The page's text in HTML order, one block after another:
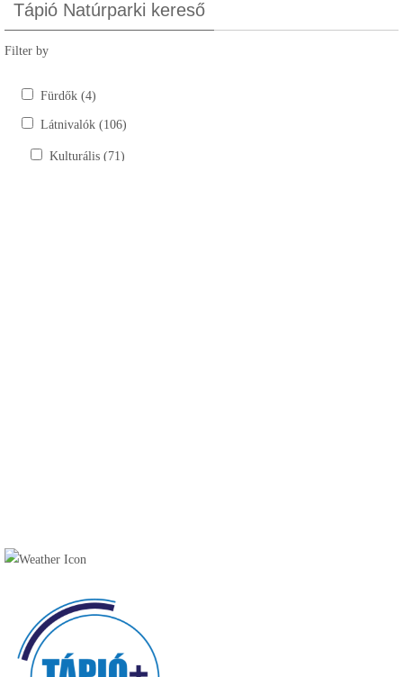
Tápió Natúrparki kereső
Filter by
Fürdők (4)
Látnivalók (106)
Kulturális (71)
Kávézó (16)
Pékség (20)